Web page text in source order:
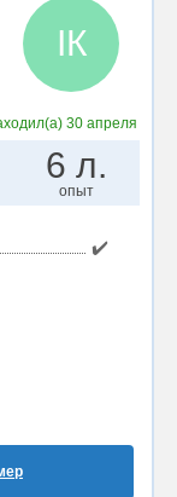
ІК
30 апреля
6 л.
опыт
✔️